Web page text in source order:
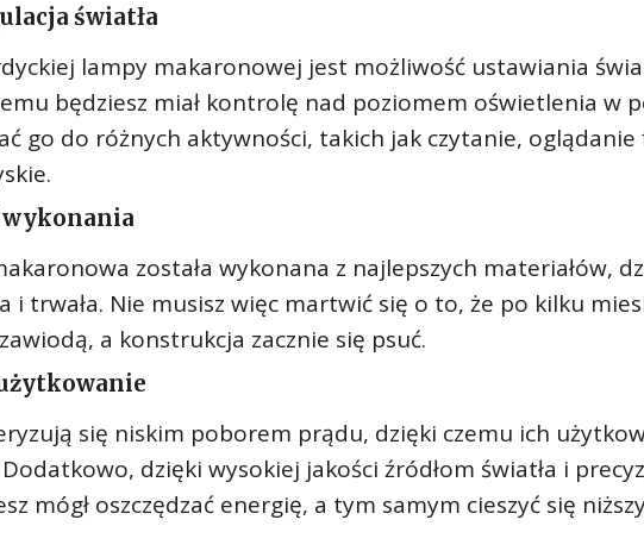
światła
lampy makaronowej jest możliwość ustawiania
będziesz miał kontrolę nad poziomem oświetlenia w
go do różnych aktywności, takich jak czytanie,
wykonania
została wykonana z najlepszych materiałów,
i trwała. Nie musisz więc martwić się o to, że po kilku
a konstrukcja zacznie się psuć.
się niskim poborem prądu, dzięki czemu ich
dzięki wysokiej jakości źródłom światła i
mógł oszczędzać energię, a tym samym cieszyć się